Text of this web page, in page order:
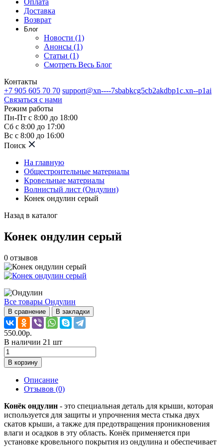
Оплата
Доставка
Возврат
Блог
Новости (1)
Анонсы (1)
Статьи (1)
Смотреть Весь Блог
Контакты
+7 905 605 70 70 support@xn----7sbabkcg5cb2akdbp1c.xn--p1ai
Связаться с нами
Режим работы
Пн-Пт с 8:00 до 18:00
Сб с 8:00 до 17:00
Вс с 8:00 до 16:00
Поиск
На главную
Общестроительные материалы
Кровельные материалы
Волнистый лист (Ондулин)
Конек ондулин серый
Назад в каталог
Конек ондулин серый
0 отзывов
Все товары Ондулин
В сравнение В закладки
550.00р.
В наличии 21 шт
В корзину
Описание
Отзывов (0)
Конёк ондулин - это специальная деталь для крыши, которая
используется для защиты и упрочнения места стыка двух
скатов крыши, а также для предотвращения проникновения
влаги и осадков в эту область. Конёк применяется при
установке кровельного покрытия из ондулина и обеспечивает